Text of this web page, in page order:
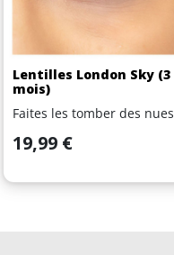
Lentilles London Sky (3
mois)
Faites les tomber des nues
Prix
19,99 €